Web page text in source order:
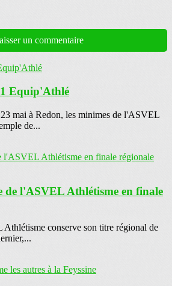
un commentaire
Equip'Athlé
mai à Redon, les minimes de l'ASVEL
de...
de l'ASVEL Athlétisme en finale
conserve son titre régional de